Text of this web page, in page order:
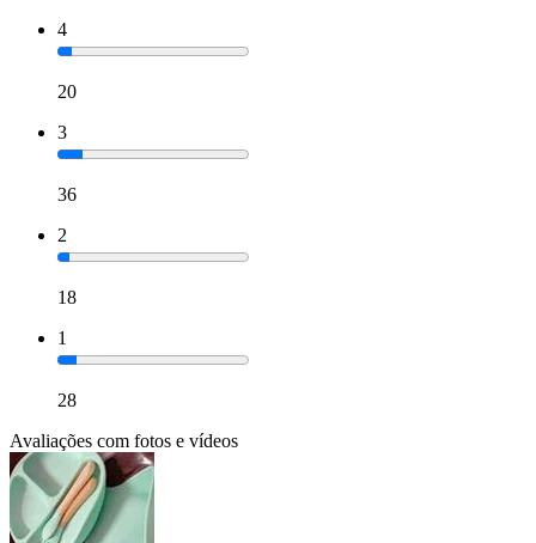
4
20
3
36
2
18
1
28
Avaliações com fotos e vídeos